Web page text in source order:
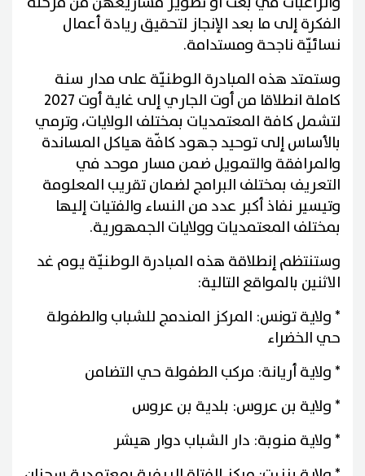
الفكرة إلى ما بعد الإنجاز لتحقيق ريادة أعمال
نسائيّة ناجحة ومستدامة.
وستمتد هذه المبادرة الوطنيّة على مدار سنة
كاملة انطلاقا من أوت الجاري إلى غاية أوت 2027
لتشمل كافة المعتمديات بمختلف الولايات، وترمي
بالأساس إلى توحيد جهود كافّة هياكل المساندة
والمرافقة والتمويل ضمن مسار موحد في
التعريف بمختلف البرامج لضمان تقريب المعلومة
وتيسير نفاذ أكبر عدد من النساء والفتيات إليها
بمختلف المعتمديات وولايات الجمهورية.
وستنتظم إنطلاقة هذه المبادرة الوطنيّة يوم غد
الاثنين بالمواقع التالية:
* ولاية تونس: المركز المندمج للشباب والطفولة
حي الخضراء
* ولاية أريانة: مركب الطفولة حي التضامن
* ولاية بن عروس: بلدية بن عروس
* ولاية منوبة: دار الشباب دوار هيشر